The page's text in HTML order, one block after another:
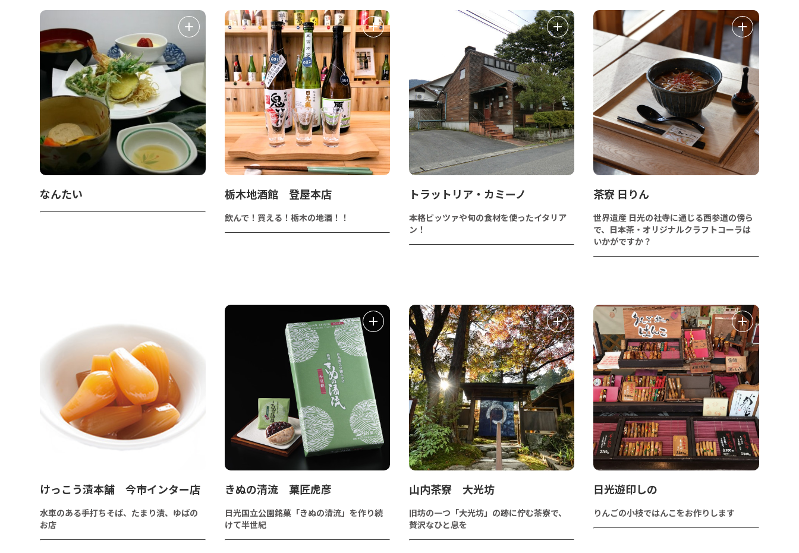
なんたい 栃木地酒館 登屋本店
飲んで！買える！栃木の地酒！！
トラットリア・カミーノ
本格ピッツァや旬の食材を使ったイタリア
ン！
茶寮 日りん
世界遺産 日光の社寺に通じる西参道の傍ら
で、日本茶・オリジナルクラフトコーラは
いかがですか？
けっこう漬本舗 今市インター店
水車のある手打ちそば、たまり漬、ゆばの
お店
きぬの清流 菓匠虎彦
日光国立公園銘菓「きぬの清流」を作り続
けて半世紀
山内茶寮 大光坊
旧坊の一つ「大光坊」の跡に佇む茶寮で、
贅沢なひと息を
日光遊印しの
りんごの小枝ではんこをお作りします